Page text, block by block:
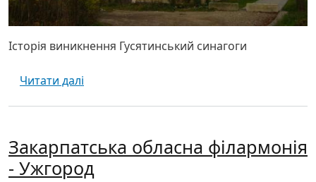
Історія виникнення Гусятинський синагоги
Читати далі
Закарпатська обласна філармонія
- Ужгород